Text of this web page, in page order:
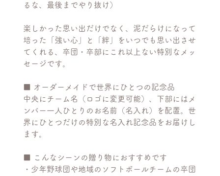
るな、最後までやり抜け）
楽しかった思い出だけでなく、泥だらけになって
培った「強い心」と「絆」をいつでも思い出させ
てくれる、卒団・卒部にこれ以上ない特別なメッ
セージです。
■ オーダーメイドで世界にひとつの記念品
中央にチーム名（ロゴに変更可能）、下部にはメ
ンバー一人ひとりのお名前（名入れ）を配置。世
界にひとつだけの特別な名入れ記念品をお届けし
ます。
■ こんなシーンの贈り物におすすめです
・少年野球団や地域のソフトボールチームの卒団